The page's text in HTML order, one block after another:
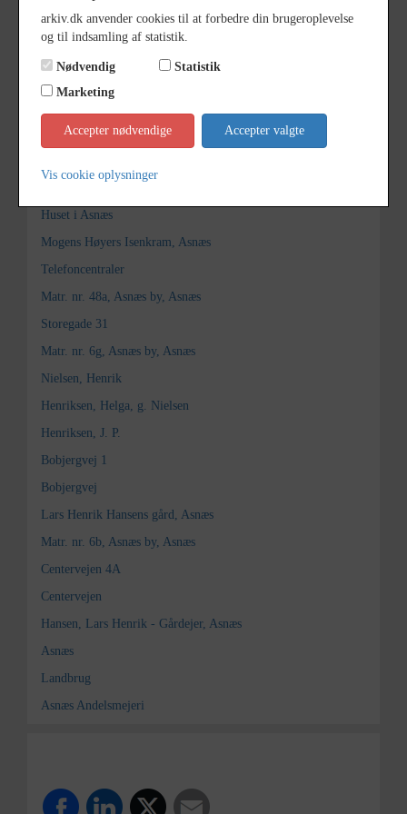
Fotograf Søren Bay, Asnæs/Fårevejle
Størrelse 13x18
Arkiv
Kontakt arkivet
Søg videre i Odsherred Lokalarkiv
Huset i Asnæs
Mogens Høyers Isenkram, Asnæs
Telefoncentraler
Matr. nr. 48a, Asnæs by, Asnæs
Storegade 31
Matr. nr. 6g, Asnæs by, Asnæs
Nielsen, Henrik
Henriksen, Helga, g. Nielsen
Henriksen, J. P.
Bobjergvej 1
Bobjergvej
Lars Henrik Hansens gård, Asnæs
Matr. nr. 6b, Asnæs by, Asnæs
Centervejen 4A
Centervejen
Hansen, Lars Henrik - Gårdejer, Asnæs
Asnæs
Landbrug
Asnæs Andelsmejeri
arkiv.dk anvender cookies til at forbedre din brugeroplevelse
og til indsamling af statistik.
Nødvendig
Statistik
Marketing
Accepter nødvendige Accepter valgte
Vis cookie oplysninger